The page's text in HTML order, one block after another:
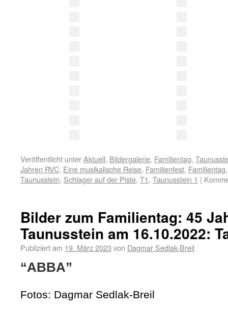
Veröffentlicht unterAktuell, Bildergalerie, Familientag,
Jahren RVC, Eine musikalische Reise, Familienfest, Familientag
Taunusstein, Schlager auf der Piste, T1, Taunusstein 1 |
Bilder zum Familientag: 45
Taunusstein am 16.10.2022:
Publiziert am 19. März 2023 von Dagmar Sedlak-Breil
“ABBA”
Fotos: Dagmar Sedlak-Breil